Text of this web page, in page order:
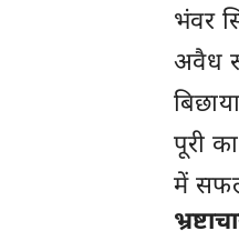
भंवर
अवैध
पूरी
में